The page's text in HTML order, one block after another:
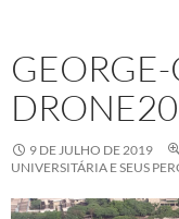
9 DE JULHO DE 2019
UNIVERSITÁRIA E SEUS